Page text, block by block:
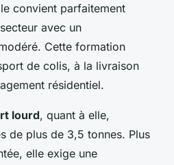
convient parfaitement
avec un
Cette formation
de colis, à la livraison
résidentiel.
lourd, quant à elle,
de plus de 3,5 tonnes. Plus
elle exige une